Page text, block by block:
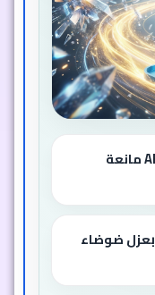
حامل موبايل ثابت بخامة ABS مانعة
سماعات Galaxy Buds 3 Pro بعزل ضوضاء